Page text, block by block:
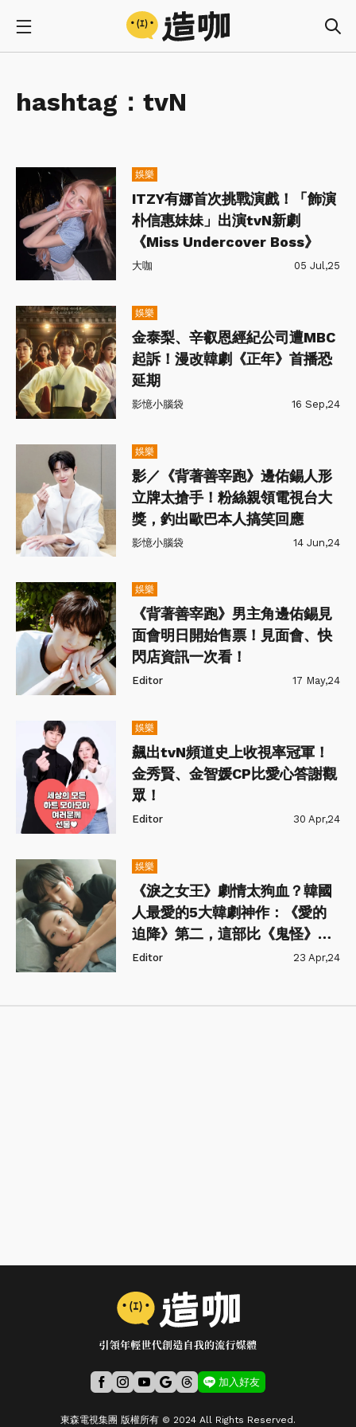
hashtag： tvN
娛樂
ITZY有娜首次挑戰演戲！「飾演
朴信惠妹妹」出演tvN新劇
《Miss Undercover Boss》
大咖 05 Jul,25
娛樂
金泰梨、辛叡恩經紀公司遭MBC
起訴！漫改韓劇《正年》首播恐
延期
影憶小腦袋 16 Sep,24
娛樂
影／《背著善宰跑》邊佑錫人形
立牌太搶手！粉絲親領電視台大
獎，釣出歐巴本人搞笑回應
影憶小腦袋 14 Jun,24
娛樂
《背著善宰跑》男主角邊佑錫見
面會明日開始售票！見面會、快
閃店資訊一次看！
Editor 17 May,24
娛樂
飆出tvN頻道史上收視率冠軍！
金秀賢、金智媛CP比愛心答謝觀
眾！
Editor 30 Apr,24
娛樂
《淚之女王》劇情太狗血？韓國
人最愛的5大韓劇神作：《愛的
迫降》第二，這部比《鬼怪》評
價更高！
Editor 23 Apr,24
加入好友
東森電視集團 版權所有 © 2024 All Rights Reserved.